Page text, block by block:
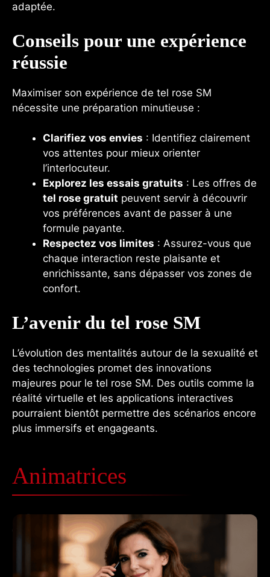
adaptée.
Conseils pour une expérience
réussie
Maximiser son expérience de tel rose SM
nécessite une préparation minutieuse :
Clarifiez vos envies : Identifiez clairement
vos attentes pour mieux orienter
l’interlocuteur.
Explorez les essais gratuits : Les offres de
tel rose gratuit peuvent servir à découvrir
vos préférences avant de passer à une
formule payante.
Respectez vos limites : Assurez-vous que
chaque interaction reste plaisante et
enrichissante, sans dépasser vos zones de
confort.
L’avenir du tel rose SM
L’évolution des mentalités autour de la sexualité et
des technologies promet des innovations
majeures pour le tel rose SM. Des outils comme la
réalité virtuelle et les applications interactives
pourraient bientôt permettre des scénarios encore
plus immersifs et engageants.
Animatrices